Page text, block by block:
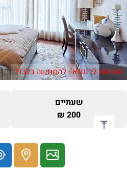
תמונות לדוגמא - להמחשה בלבד!
שעתיים
200 ₪